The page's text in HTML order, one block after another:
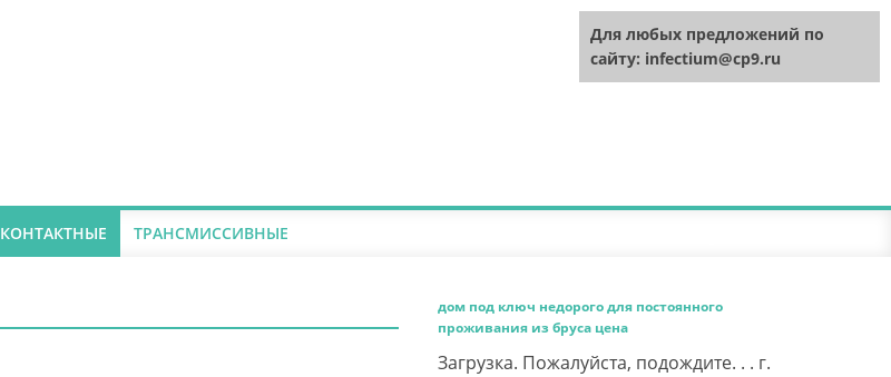
КОНТАКТНЫЕ ТРАНСМИССИВНЫЕ
дом под ключ недорого для постоянного
проживания из бруса цена
Загрузка. Пожалуйста, подождите. . . г.
Для любых предложений по
сайту: infectium@cp9.ru